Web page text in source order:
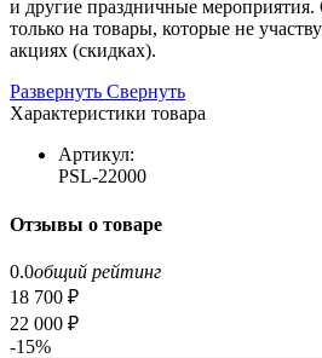
и другие праздничные мероприятия.
только на товары, которые не
акциях (скидках).
Развернуть Свернуть
Характеристики товара
Артикул:
PSL-22000
Отзывы о товаре
0.0общий рейтинг
18 700 ₽
22 000 ₽
-15%